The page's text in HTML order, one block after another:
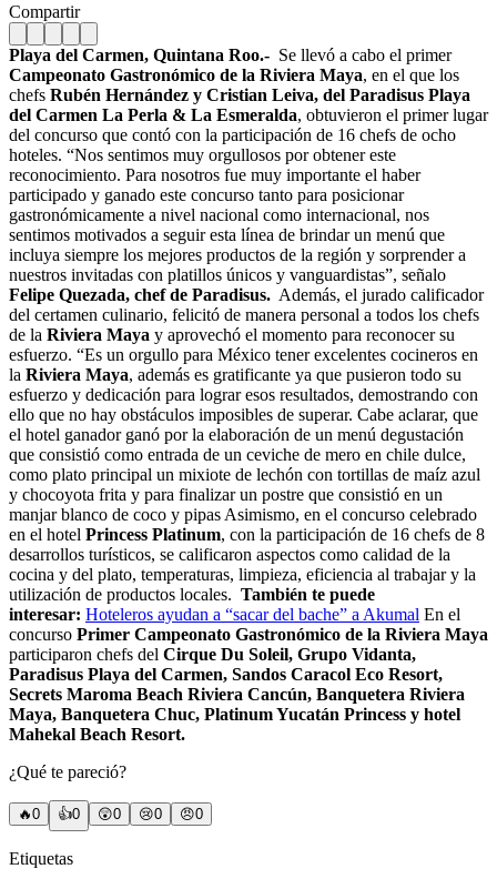
Compartir
Playa del Carmen, Quintana Roo.- Se llevó a cabo el primer
Campeonato Gastronómico de la Riviera Maya, en el que los
chefs Rubén Hernández y Cristian Leiva, del Paradisus Playa
del Carmen La Perla & La Esmeralda, obtuvieron el primer lugar
del concurso que contó con la participación de 16 chefs de ocho
hoteles. “Nos sentimos muy orgullosos por obtener este
reconocimiento. Para nosotros fue muy importante el haber
participado y ganado este concurso tanto para posicionar
gastronómicamente a nivel nacional como internacional, nos
sentimos motivados a seguir esta línea de brindar un menú que
incluya siempre los mejores productos de la región y sorprender a
nuestros invitadas con platillos únicos y vanguardistas”, señalo
Felipe Quezada, chef de Paradisus. Además, el jurado calificador
del certamen culinario, felicitó de manera personal a todos los chefs
de la Riviera Maya y aprovechó el momento para reconocer su
esfuerzo. “Es un orgullo para México tener excelentes cocineros en
la Riviera Maya, además es gratificante ya que pusieron todo su
esfuerzo y dedicación para lograr esos resultados, demostrando con
ello que no hay obstáculos imposibles de superar. Cabe aclarar, que
el hotel ganador ganó por la elaboración de un menú degustación
que consistió como entrada de un ceviche de mero en chile dulce,
como plato principal un mixiote de lechón con tortillas de maíz azul
y chocoyota frita y para finalizar un postre que consistió en un
manjar blanco de coco y pipas Asimismo, en el concurso celebrado
en el hotel Princess Platinum, con la participación de 16 chefs de 8
desarrollos turísticos, se calificaron aspectos como calidad de la
cocina y del plato, temperaturas, limpieza, eficiencia al trabajar y la
utilización de productos locales. También te puede
interesar: Hoteleros ayudan a “sacar del bache” a Akumal En el
concurso Primer Campeonato Gastronómico de la Riviera Maya
participaron chefs del Cirque Du Soleil, Grupo Vidanta,
Paradisus Playa del Carmen, Sandos Caracol Eco Resort,
Secrets Maroma Beach Riviera Cancún, Banquetera Riviera
Maya, Banquetera Chuc, Platinum Yucatán Princess y hotel
Mahekal Beach Resort.
¿Qué te pareció?
🔥0 👍0 😲0 😢0 😠0
Etiquetas